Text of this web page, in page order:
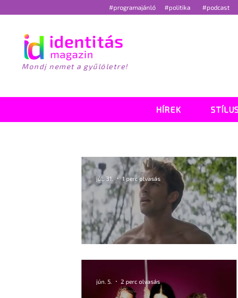
#programajánló #politika #podcast
Mondj nemet a gyűlöletre!
HÍREK
júl. 31. 1 perc olvasás
jún. 5. 2 perc olvasás